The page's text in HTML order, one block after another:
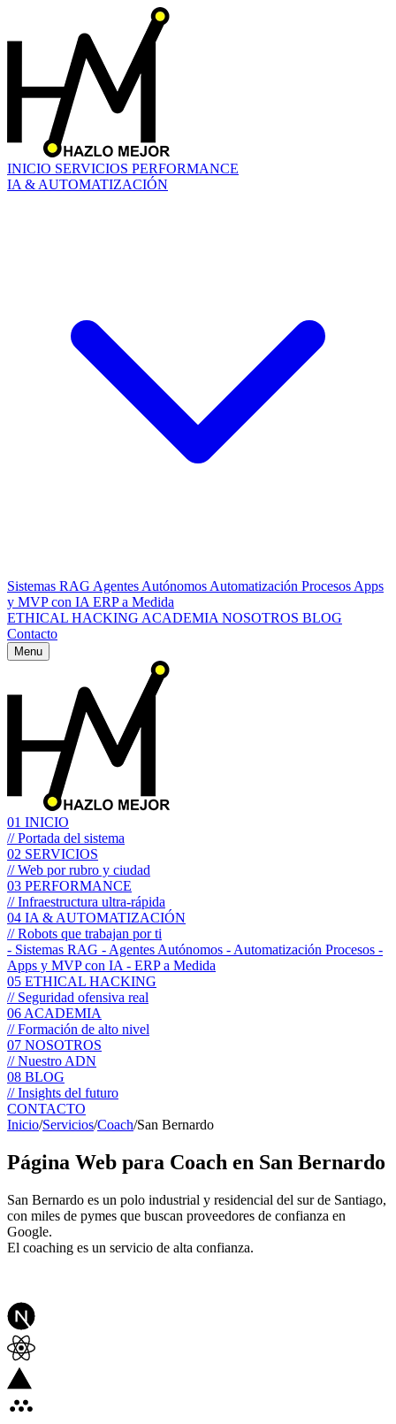
INICIO SERVICIOS PERFORMANCE
IA & AUTOMATIZACIÓN
Sistemas RAG Agentes Autónomos Automatización Procesos Apps
y MVP con IA ERP a Medida
ETHICAL HACKING ACADEMIA NOSOTROS BLOG
Contacto
Menu
01 INICIO
// Portada del sistema
02 SERVICIOS
// Web por rubro y ciudad
03 PERFORMANCE
// Infraestructura ultra-rápida
04 IA & AUTOMATIZACIÓN
// Robots que trabajan por ti
- Sistemas RAG - Agentes Autónomos - Automatización Procesos -
Apps y MVP con IA - ERP a Medida
05 ETHICAL HACKING
// Seguridad ofensiva real
06 ACADEMIA
// Formación de alto nivel
07 NOSOTROS
// Nuestro ADN
08 BLOG
// Insights del futuro
CONTACTO
Inicio/Servicios/Coach/San Bernardo
Página Web para Coach en San Bernardo
San Bernardo es un polo industrial y residencial del sur de Santiago,
con miles de pymes que buscan proveedores de confianza en
Google.
El coaching es un servicio de alta confianza.